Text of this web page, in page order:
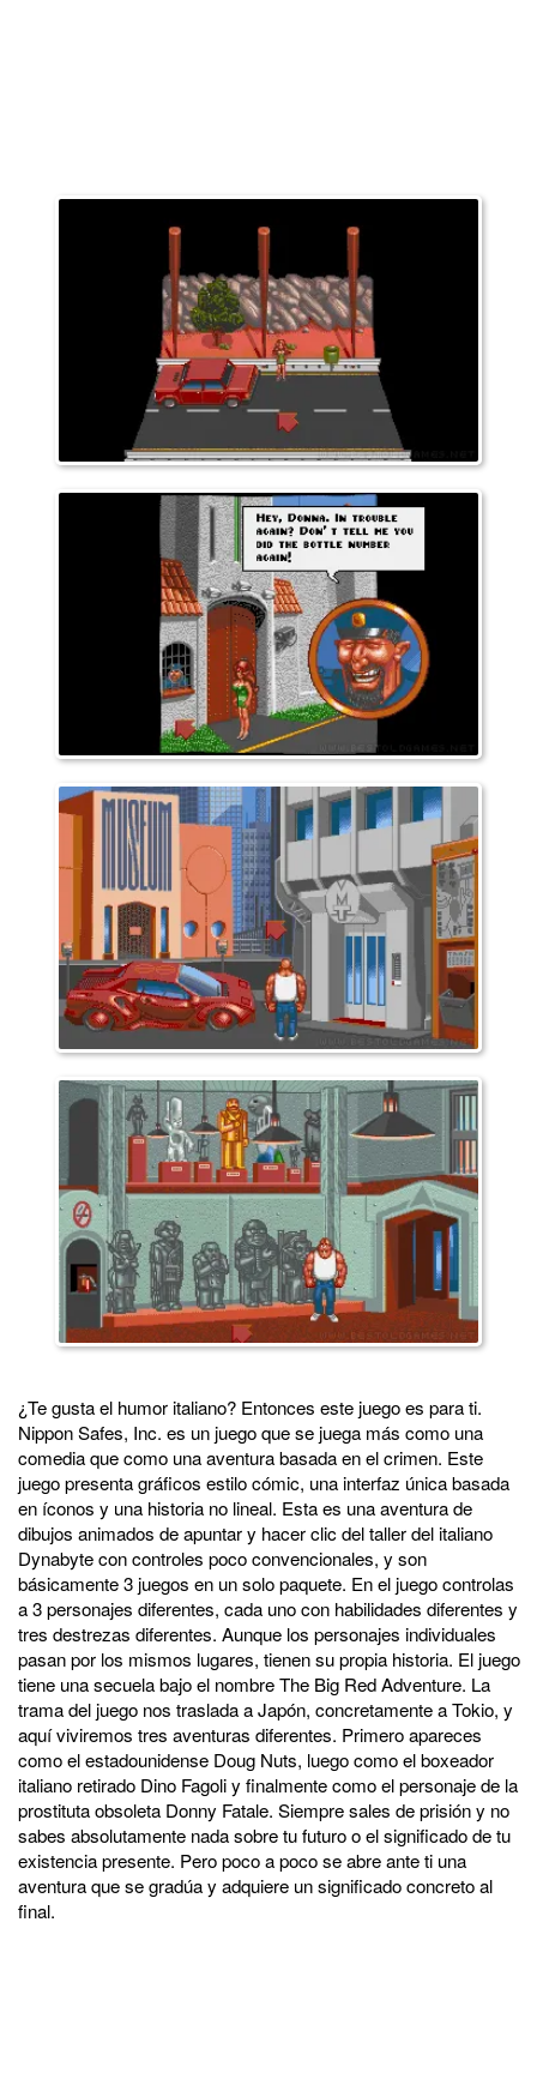
¿Te gusta el humor italiano? Entonces este juego es para ti.
Nippon Safes, Inc. es un juego que se juega más como una
comedia que como una aventura basada en el crimen. Este
juego presenta gráficos estilo cómic, una interfaz única basada
en íconos y una historia no lineal. Esta es una aventura de
dibujos animados de apuntar y hacer clic del taller del italiano
Dynabyte con controles poco convencionales, y son
básicamente 3 juegos en un solo paquete. En el juego controlas
a 3 personajes diferentes, cada uno con habilidades diferentes y
tres destrezas diferentes. Aunque los personajes individuales
pasan por los mismos lugares, tienen su propia historia. El juego
tiene una secuela bajo el nombre The Big Red Adventure. La
trama del juego nos traslada a Japón, concretamente a Tokio, y
aquí viviremos tres aventuras diferentes. Primero apareces
como el estadounidense Doug Nuts, luego como el boxeador
italiano retirado Dino Fagoli y finalmente como el personaje de la
prostituta obsoleta Donny Fatale. Siempre sales de prisión y no
sabes absolutamente nada sobre tu futuro o el significado de tu
existencia presente. Pero poco a poco se abre ante ti una
aventura que se gradúa y adquiere un significado concreto al
final.